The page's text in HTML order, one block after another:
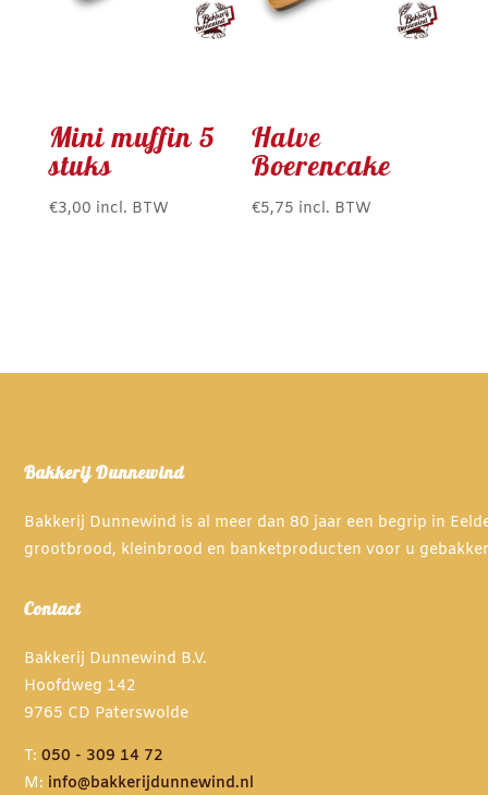
Mini muffin 5
stuks
€3,00 incl. BTW
Halve
Boerencake
€5,75 incl. BTW
Bakkerij Dunnewind
Bakkerij Dunnewind is al meer dan 80 jaar een begrip in
grootbrood, kleinbrood en banketproducten voor u
Contact
Bakkerij Dunnewind B.V.
Hoofdweg 142
9765 CD Paterswolde
T:050 - 309 14 72
M: info@bakkerijdunnewind.nl